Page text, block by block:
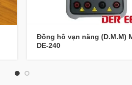
Đồng hồ vạn năng (D.M.M)
DE-240